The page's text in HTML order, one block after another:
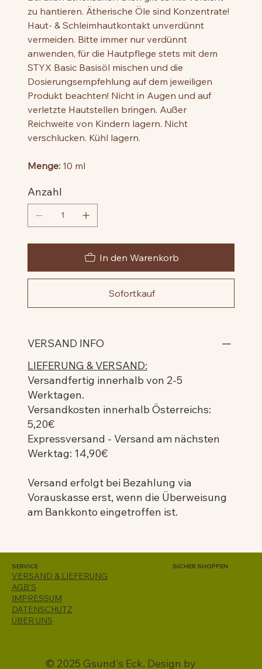
zu hantieren. Ätherische Öle sind Konzentrate!
Haut- & Schleimhautkontakt unverdünnt
vermeiden. Bitte immer nur verdünnt
anwenden, für die Hautpflege stets mit dem
STYX Basic Basisöl mischen und die
Dosierungsempfehlung auf dem jeweiligen
Produkt beachten! Nicht in Augen und auf
verletzte Hautstellen bringen. Außer
Reichweite von Kindern lagern. Nicht
verschlucken. Kühl lagern.
Menge: 10 ml
Anzahl
In den Warenkorb
Sofortkauf
VERSAND INFO
LIEFERUNG & VERSAND:
Versandfertig innerhalb von 2-5
Werktagen.
Versandkosten innerhalb Österreichs:
5,20€
Expressversand - Versand am nächsten
Werktag: 14,90€
Versand erfolgt bei Bezahlung via
Vorauskasse erst, wenn die Überweisung
am Bankkonto eingetroffen ist.
SERVICE
VERSAND & LIEFERUNG
AGB'S
IMPRESSUM
DATENSCHUTZ
ÜBER UNS
© 2025 Gsund's Eck. Design by
SICHER SHOPPEN